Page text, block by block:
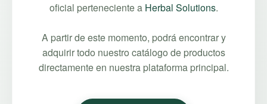
oficial perteneciente a Herbal Solutions.
A partir de este momento, podrá encontrar y
adquirir todo nuestro catálogo de productos
directamente en nuestra plataforma principal.